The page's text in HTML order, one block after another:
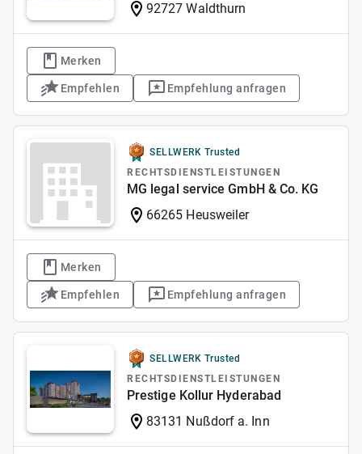
92727 Waldthurn
Merken
Empfehlen Empfehlung anfragen
SELLWERK Trusted
RECHTSDIENSTLEISTUNGEN
MG legal service GmbH & Co. KG
66265 Heusweiler
Merken
Empfehlen Empfehlung anfragen
SELLWERK Trusted
RECHTSDIENSTLEISTUNGEN
Prestige Kollur Hyderabad
83131 Nußdorf a. Inn